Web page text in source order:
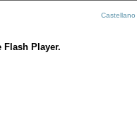
Castellano
Flash Player.